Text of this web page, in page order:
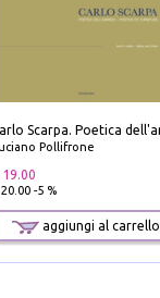
Pollifrone
19.00
-5 %
aggiungi al carrello